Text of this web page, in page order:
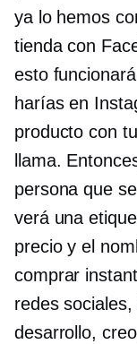
ya lo hemos
tienda con
esto
harías en
producto con
llama.
persona que
verá una
precio y el
comprar
redes
desarrollo,